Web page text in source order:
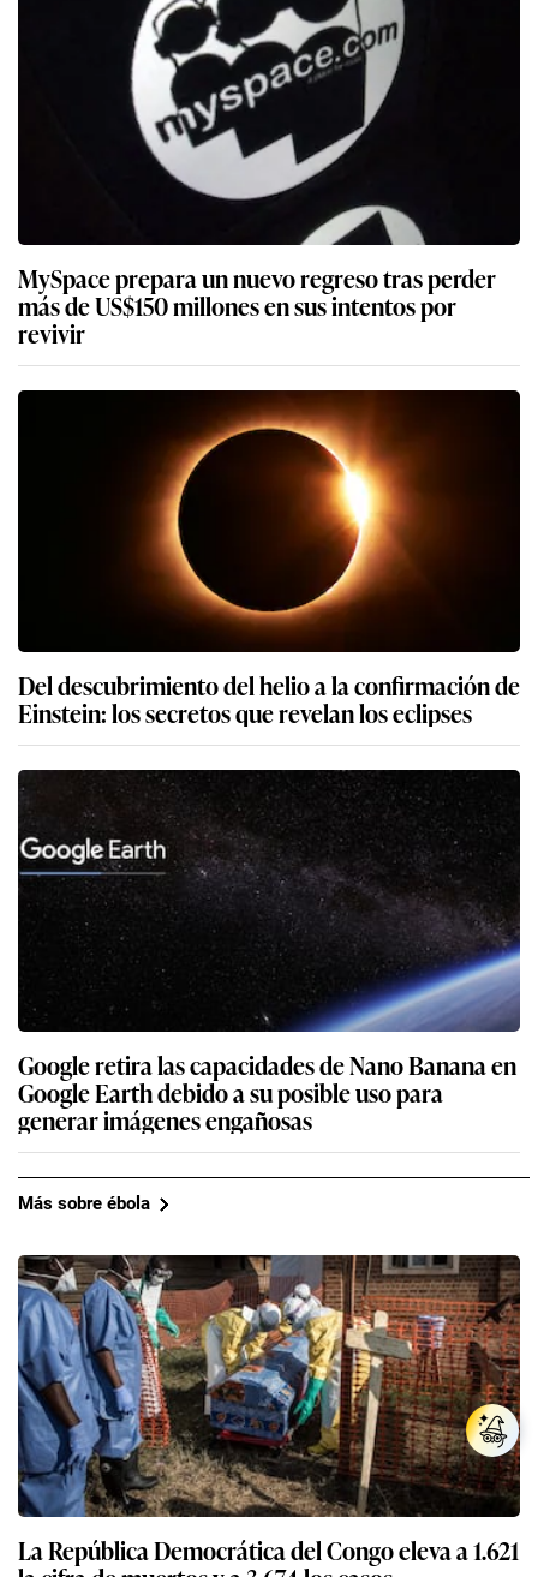
MySpace prepara un nuevo regreso tras perder
más de US$150 millones en sus intentos por
revivir
Del descubrimiento del helio a la confirmación de
Einstein: los secretos que revelan los eclipses
Google retira las capacidades de Nano Banana en
Google Earth debido a su posible uso para
generar imágenes engañosas
Más sobre ébola
La República Democrática del Congo eleva a 1.621